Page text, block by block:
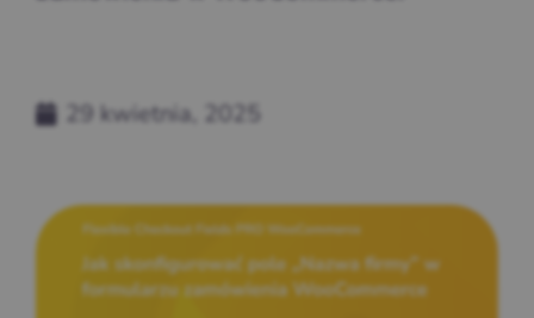
29 kwietnia, 2025